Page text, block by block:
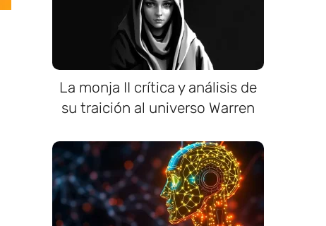
La monja II crítica y análisis de
su traición al universo Warren